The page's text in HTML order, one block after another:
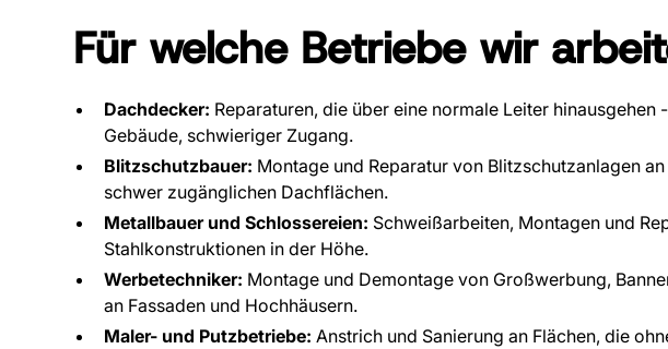
Für welche Betriebe wir
Dachdecker: Reparaturen, die über eine normale Leiter hinausgehen
Gebäude, schwieriger Zugang.
Blitzschutzbauer: Montage und Reparatur von Blitzschutzanlagen
schwer zugänglichen Dachflächen.
Metallbauer und Schlossereien: Schweißarbeiten, Montagen und
Stahlkonstruktionen in der Höhe.
Werbetechniker: Montage und Demontage von Großwerbung,
an Fassaden und Hochhäusern.
Maler- und Putzbetriebe: Anstrich und Sanierung an Flächen, die